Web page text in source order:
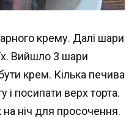
крему. Далі шари
Вийшло 3 шари
крем. Кілька печива
і посипати верх торта.
ніч для просочення.